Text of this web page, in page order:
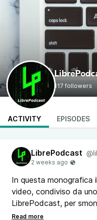
117 followers
ACTIVITY EPISODES
LibrePodcast
In questa monografica
video, condiviso da
LibrePodcast, per
narrazione tossica della